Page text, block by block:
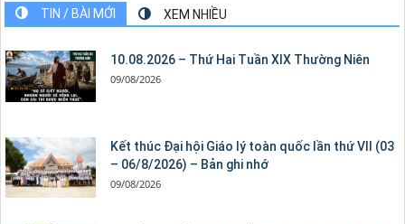
TIN / BÀI MỚI XEM NHIỀU
10.08.2026 – Thứ Hai Tuần XIX Thường Niên
09/08/2026
Kết thúc Đại hội Giáo lý toàn quốc lần thứ VII (03
– 06/8/2026) – Bản ghi nhớ
09/08/2026